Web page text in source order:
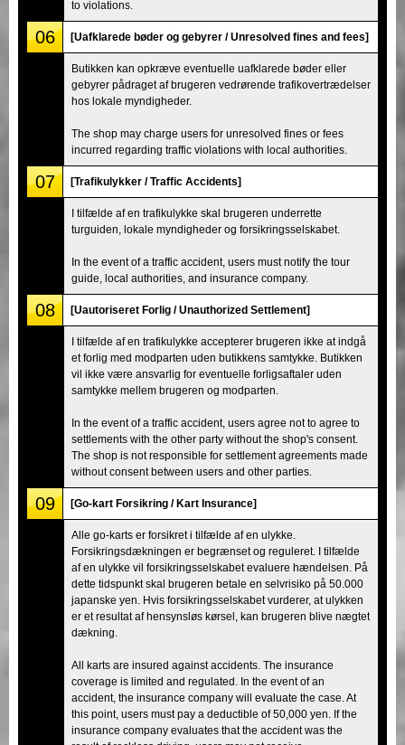
to violations.
06 [Uafklarede bøder og gebyrer / Unresolved fines and fees]
Butikken kan opkræve eventuelle uafklarede bøder eller
gebyrer pådraget af brugeren vedrørende trafikovertrædelser
hos lokale myndigheder.
The shop may charge users for unresolved fines or fees
incurred regarding traffic violations with local authorities.
07 [Trafikulykker / Traffic Accidents]
I tilfælde af en trafikulykke skal brugeren underrette
turguiden, lokale myndigheder og forsikringsselskabet.
In the event of a traffic accident, users must notify the tour
guide, local authorities, and insurance company.
08 [Uautoriseret Forlig / Unauthorized Settlement]
I tilfælde af en trafikulykke accepterer brugeren ikke at indgå
et forlig med modparten uden butikkens samtykke. Butikken
vil ikke være ansvarlig for eventuelle forligsaftaler uden
samtykke mellem brugeren og modparten.
In the event of a traffic accident, users agree not to agree to
settlements with the other party without the shop's consent.
The shop is not responsible for settlement agreements made
without consent between users and other parties.
09 [Go-kart Forsikring / Kart Insurance]
Alle go-karts er forsikret i tilfælde af en ulykke.
Forsikringsdækningen er begrænset og reguleret. I tilfælde
af en ulykke vil forsikringsselskabet evaluere hændelsen. På
dette tidspunkt skal brugeren betale en selvrisiko på 50.000
japanske yen. Hvis forsikringsselskabet vurderer, at ulykken
er et resultat af hensynsløs kørsel, kan brugeren blive nægtet
dækning.
All karts are insured against accidents. The insurance
coverage is limited and regulated. In the event of an
accident, the insurance company will evaluate the case. At
this point, users must pay a deductible of 50,000 yen. If the
insurance company evaluates that the accident was the